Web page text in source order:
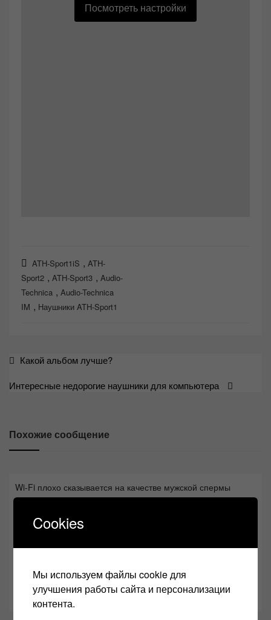
Посмотреть настройки
ATH-Sport1iS , ATH-
Sport2 , ATH-Sport3 , Audio-
Technica , Audio-Technica
IM , Наушники ATH-Sport1
Навигация
записям
Какой альбом лучше?
Интересные недорогие наушники для компьютера
Похожие сообщение
Wi-Fi плохо сказывается на качестве мужской спермы
Новогоднее обращение от Звукомания
Открыта регистрация на HI-FI & HIGH END SHOW 2019
18.07.2019
Cookies
Мы используем файлы cookie для
улучшения работы сайта и персонализации
контента.